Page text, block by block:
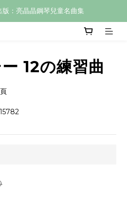
：亮晶晶鋼琴兒童名曲集
12の練習曲